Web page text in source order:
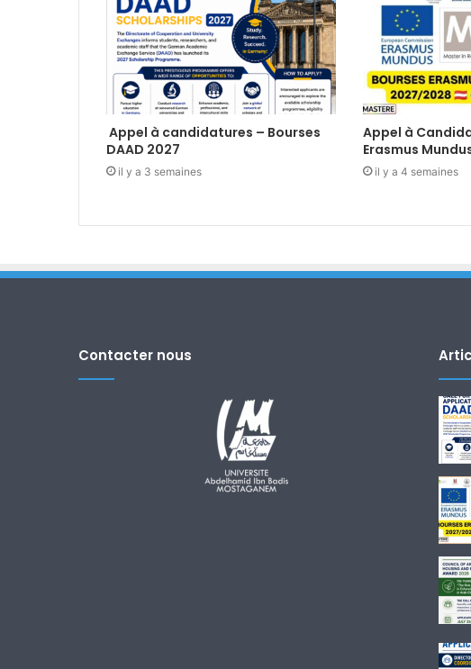
Appel à candidatures – Bourses
DAAD 2027
il y a 3 semaines
Appel à
Erasmus
il y a 4 semaines
Contacter nous